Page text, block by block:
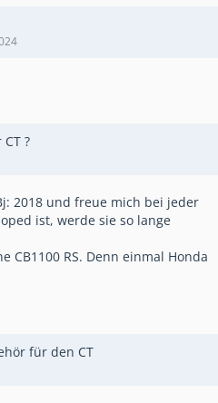
?
2018 und freue mich bei jeder
ist, werde sie so lange
CB1100 RS. Denn einmal Honda
für den CT